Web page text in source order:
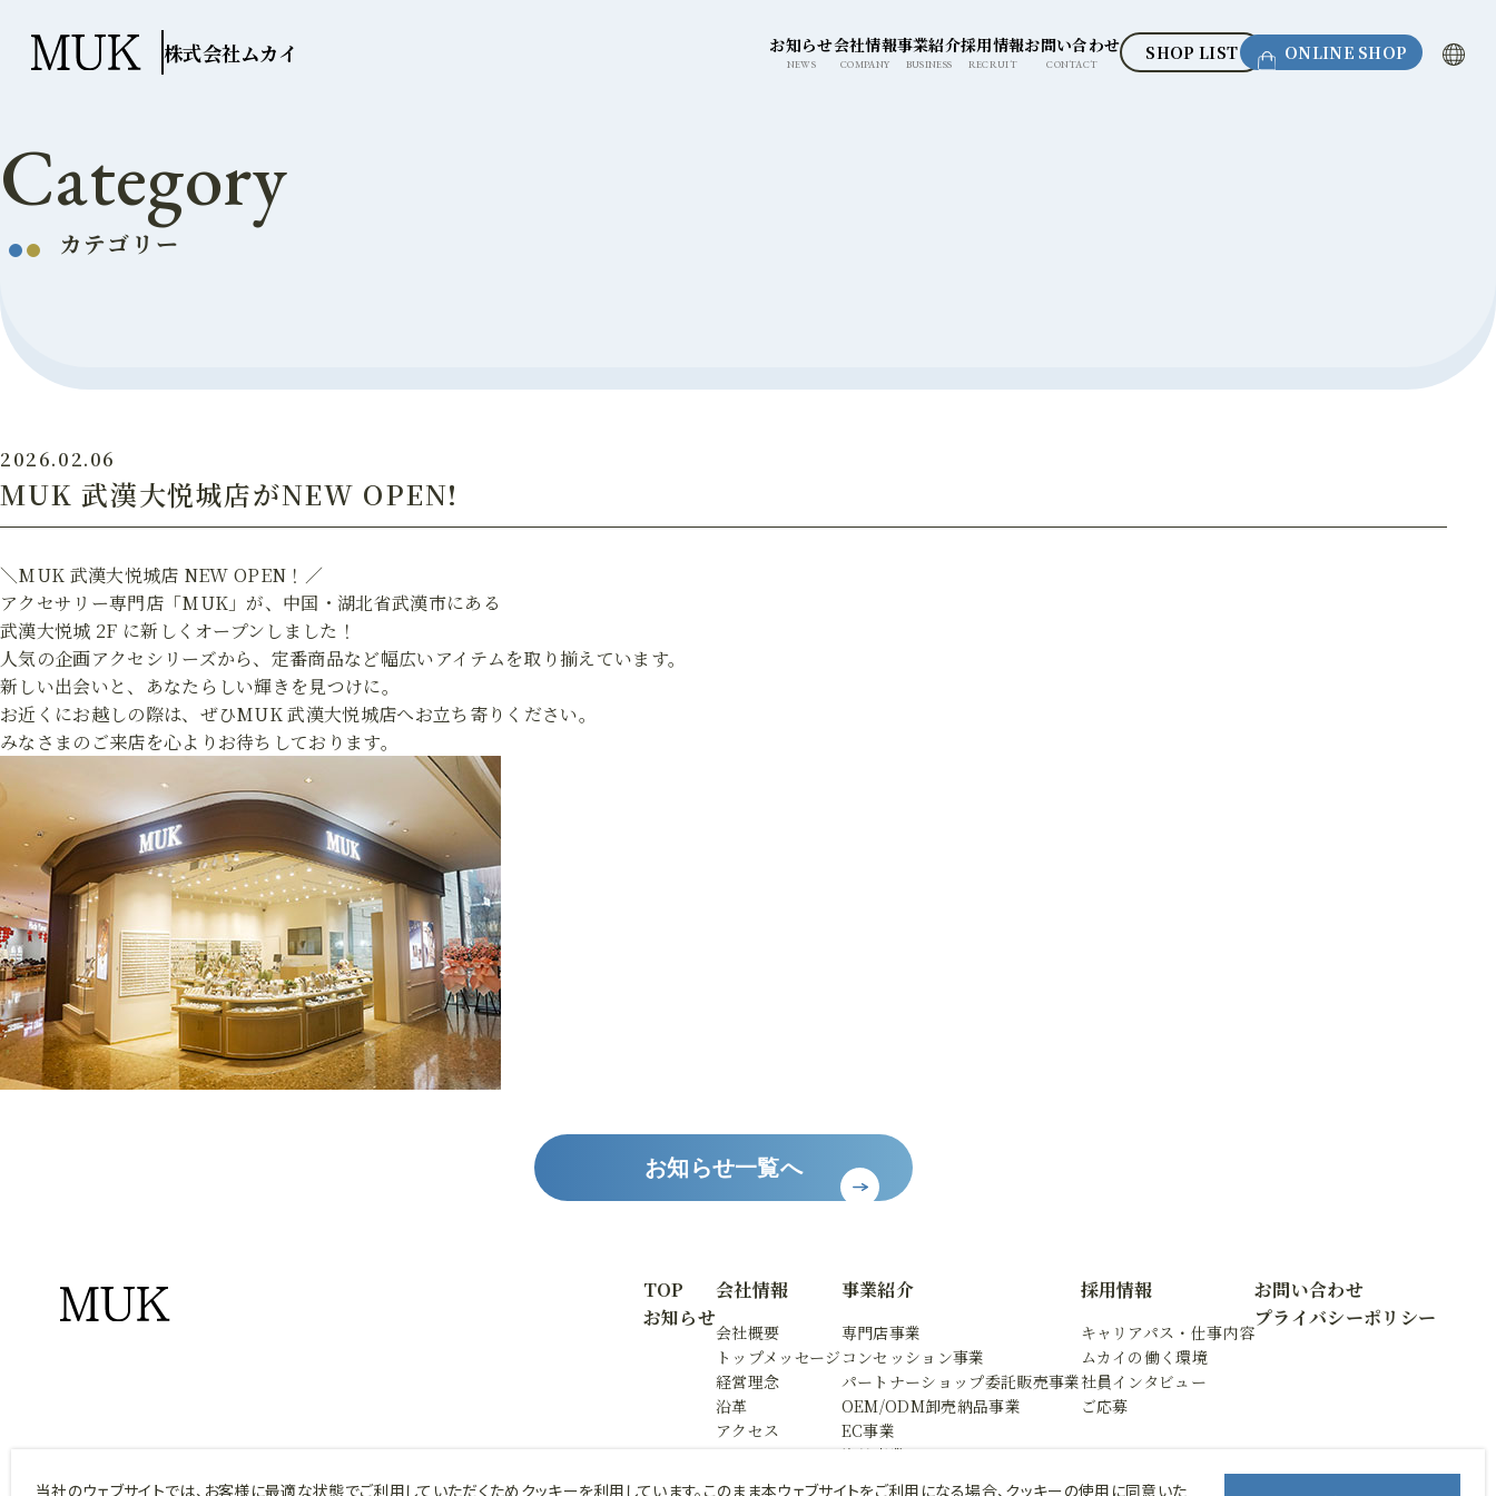
株式会社ムカイ お知らせ
NEWS
会社情報
COMPANY
事業紹介
BUSINESS
採用情報
RECRUIT
お問い合わせ
CONTACT
SHOP LIST ONLINE SHOP
Category
カテゴリー
2026.02.06
MUK 武漢大悦城店がNEW OPEN!
＼MUK 武漢大悦城店 NEW OPEN！／
アクセサリー専門店「MUK」が、中国・湖北省武漢市にある
武漢大悦城 2F に新しくオープンしました！
人気の企画アクセシリーズから、定番商品など幅広いアイテムを取り揃えています。
新しい出会いと、あなたらしい輝きを見つけに。
お近くにお越しの際は、ぜひMUK 武漢大悦城店へお立ち寄りください。
みなさまのご来店を心よりお待ちしております。
お知らせ一覧へ
TOP
お知らせ
会社情報
会社概要
トップメッセージ
経営理念
沿革
アクセス
事業紹介
専門店事業
コンセッション事業
パートナーショップ委託販売事業
OEM/ODM卸売納品事業
EC事業
海外事業
採用情報
キャリアパス・仕事内容
ムカイの働く環境
社員インタビュー
ご応募
お問い合わせ
プライバシーポリシー
当社のウェブサイトでは、お客様に最適な状態でご利用していただくためクッキーを利用しています。このまま本ウェブサイトをご利用になる場合、クッキーの使用に同意いた